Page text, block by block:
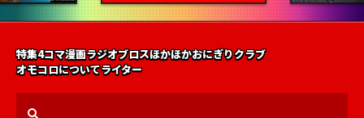
特集4コマ漫画ラジオブロスほかほかおにぎりクラブ
オモコロについてライター